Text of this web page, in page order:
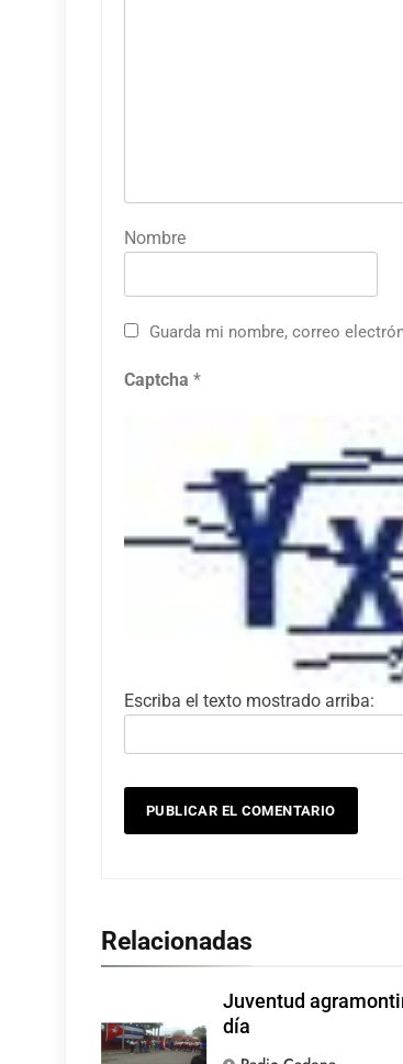
Nombre
Guarda mi nombre, correo
Captcha *
Escriba el texto mostrado arriba:
Relacionadas
Juventud
día